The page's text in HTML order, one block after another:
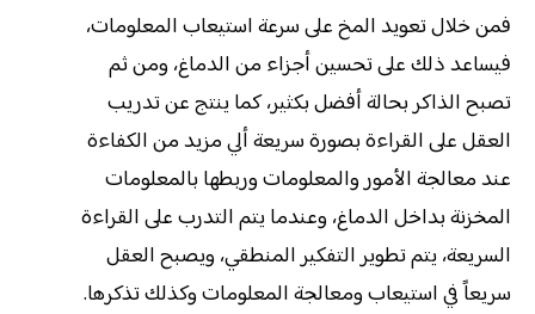
فمن خلال تعويد المخ على سرعة استيعاب المعلومات،
فيساعد ذلك على تحسين أجزاء من الدماغ، ومن ثم
تصبح الذاكر بحالة أفضل بكثير، كما ينتج عن تدريب
العقل على القراءة بصورة سريعة ألي مزيد من الكفاءة
عند معالجة الأمور والمعلومات وربطها بالمعلومات
المخزنة بداخل الدماغ، وعندما يتم التدرب على القراءة
السريعة، يتم تطوير التفكير المنطقي، ويصبح العقل
سريعاً في استيعاب ومعالجة المعلومات وكذلك تذكرها.